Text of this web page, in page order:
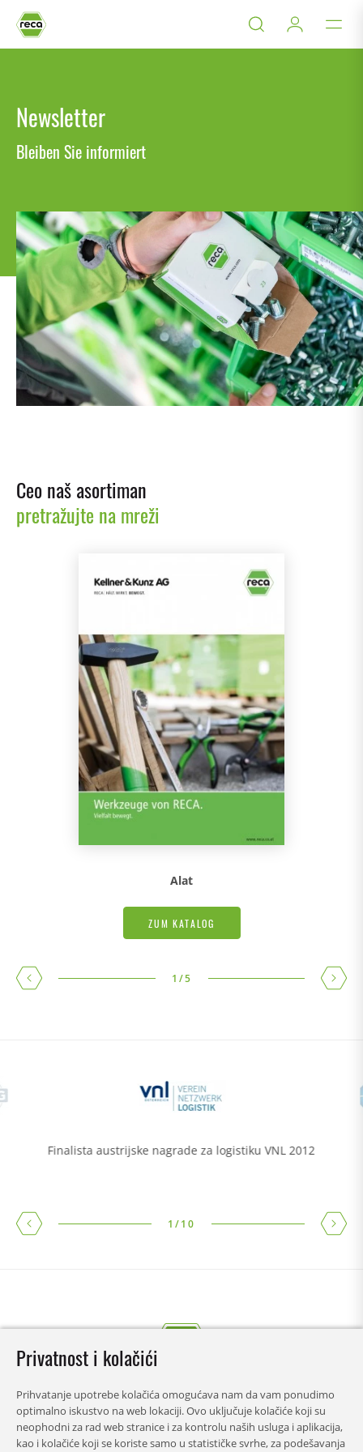
Newsletter
Bleiben Sie informiert
Ceo naš asortiman
pretražujte na mreži
Alat
ZUM KATALOG
1 /5
Finalista austrijske nagrade za logistiku VNL 2012
1 /10
Privatnost i kolačići
Prihvatanje upotrebe kolačića omogućava nam da vam ponudimo
optimalno iskustvo na web lokaciji. Ovo uključuje kolačiće koji su
neophodni za rad web stranice i za kontrolu naših usluga i aplikacija,
kao i kolačiće koji se koriste samo u statističke svrhe, za podešavanja